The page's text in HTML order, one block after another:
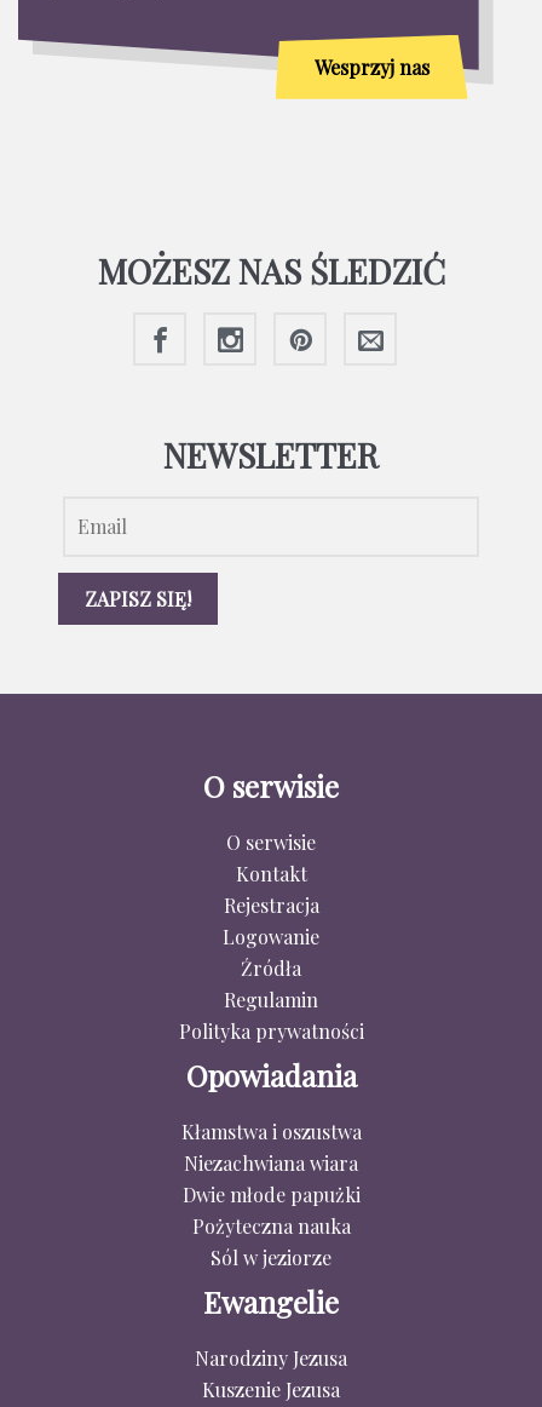
Wesprzyj nas
MOŻESZ NAS ŚLEDZIĆ
NEWSLETTER
O serwisie
O serwisie
Kontakt
Rejestracja
Logowanie
Źródła
Regulamin
Polityka prywatności
Opowiadania
Kłamstwa i oszustwa
Niezachwiana wiara
Dwie młode papużki
Pożyteczna nauka
Sól w jeziorze
Ewangelie
Narodziny Jezusa
Kuszenie Jezusa